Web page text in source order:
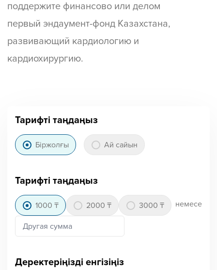
поддержите финансово или делом
первый эндаумент-фонд Казахстана,
развивающий кардиологию и
кардиохирургию.
Тарифті таңдаңыз
Біржолғы Ай сайын
Тарифті таңдаңыз
1000 ₸ 2000 ₸ 3000 ₸ немесе
Деректеріңізді енгізіңіз